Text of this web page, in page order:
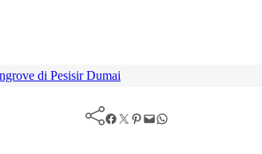
di Pesisir Dumai
Facebook Twitter Pinterest Mail WhatsApp